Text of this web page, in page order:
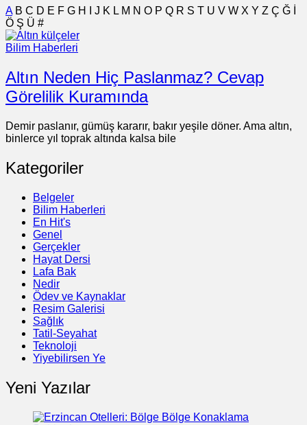
A B C D E F G H J K L M N O P Q R S T U V W X Y Z Ç Ğ
Ö Ş Ü #
Bilim Haberleri
Altın Neden Hiç Paslanmaz? Cevap
Görelilik Kuramında
Demir paslanır, gümüş kararır, bakır yeşile döner. Ama altın,
binlerce yıl toprak altında kalsa bile
Kategoriler
Belgeler
Bilim Haberleri
En Hit's
Genel
Gerçekler
Hayat Dersi
Lafa Bak
Nedir
Ödev ve Kaynaklar
Resim Galerisi
Sağlık
Tatil-Seyahat
Teknoloji
Yiyebilirsen Ye
Yeni Yazılar